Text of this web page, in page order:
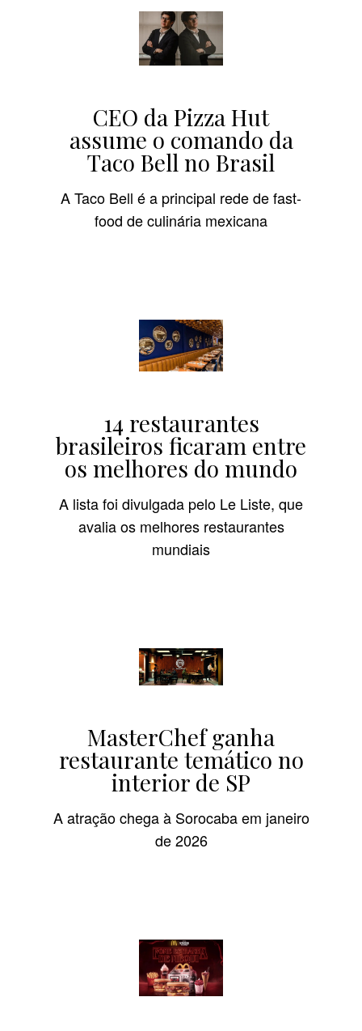
CEO da Pizza Hut
assume o comando da
Taco Bell no Brasil
A Taco Bell é a principal rede de fast-
food de culinária mexicana
14 restaurantes
brasileiros ficaram entre
os melhores do mundo
A lista foi divulgada pelo Le Liste, que
avalia os melhores restaurantes
mundiais
MasterChef ganha
restaurante temático no
interior de SP
A atração chega à Sorocaba em janeiro
de 2026